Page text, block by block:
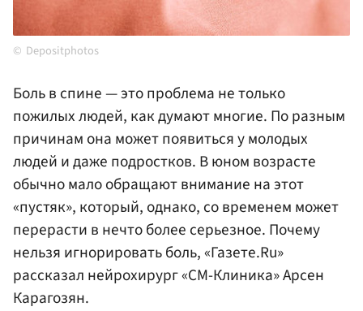
Depositphotos
Боль в спине — это проблема не только
пожилых людей, как думают многие. По разным
причинам она может появиться у молодых
людей и даже подростков. В юном возрасте
обычно мало обращают внимание на этот
«пустяк», который, однако, со временем может
перерасти в нечто более серьезное. Почему
нельзя игнорировать боль, «Газете.Ru»
рассказал нейрохирург «СМ-Клиника» Арсен
Карагозян.